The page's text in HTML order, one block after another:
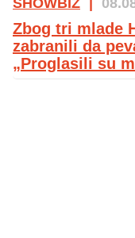
SHOWBIZ
Zbog tri mlade
zabranili da
„Proglasili su